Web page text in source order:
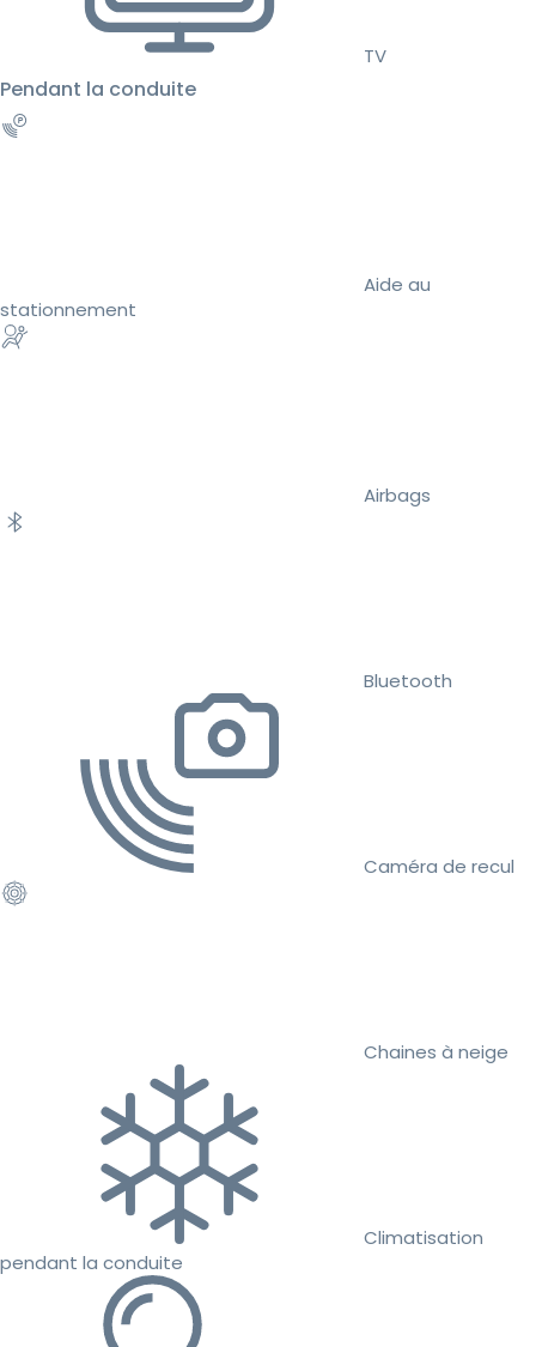
TV
Pendant la conduite
Aide au
stationnement
Airbags
Bluetooth
Caméra de recul
Chaines à neige
Climatisation
pendant la conduite